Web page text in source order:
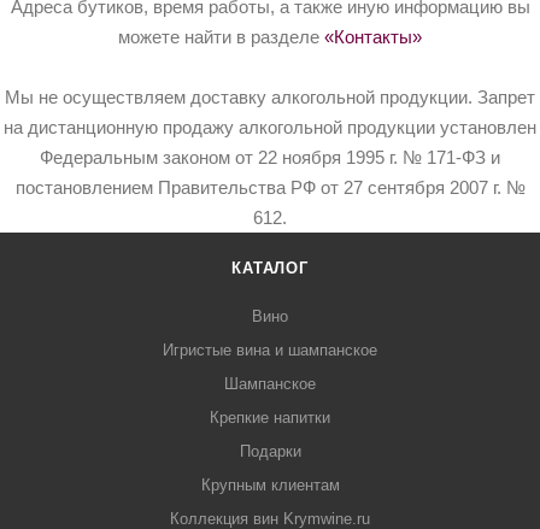
Адреса бутиков, время работы, а также иную информацию вы
можете найти в разделе «Контакты»
Мы не осуществляем доставку алкогольной продукции. Запрет
на дистанционную продажу алкогольной продукции установлен
Федеральным законом от 22 ноября 1995 г. № 171-ФЗ и
постановлением Правительства РФ от 27 сентября 2007 г. №
612.
КАТАЛОГ
Вино
Игристые вина и шампанское
Шампанское
Крепкие напитки
Подарки
Крупным клиентам
Коллекция вин Krymwine.ru